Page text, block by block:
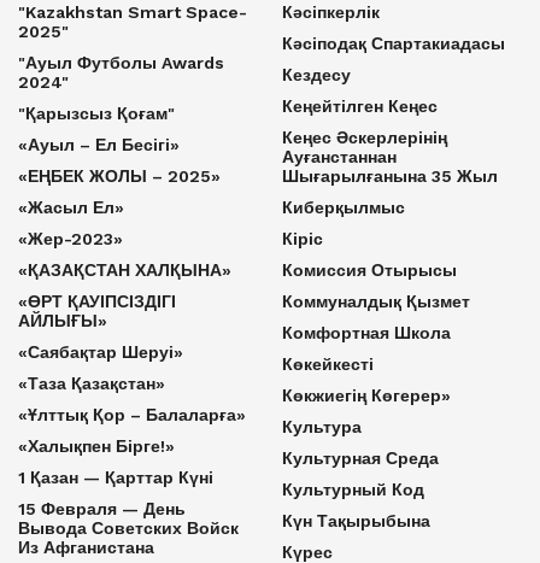
"Kazakhstan Smart Space-
2025"
"Ауыл Футболы Awards
2024"
"Қарызсыз Қоғам"
«Ауыл – Ел Бесігі»
«ЕҢБЕК ЖОЛЫ – 2025»
«Жасыл Ел»
«Жер-2023»
«ҚАЗАҚСТАН ХАЛҚЫНА»
«ӨРТ ҚАУІПСІЗДІГІ
АЙЛЫҒЫ»
«Саябақтар Шеруі»
«Таза Қазақстан»
«Ұлттық Қор – Балаларға»
«Халықпен Бірге!»
1 Қазан — Қарттар Күні
15 Февраля — День
Вывода Советских Войск
Из Афганистана
Кәсіпкерлік
Кәсіподақ Спартакиадасы
Кездесу
Кеңейтілген Кеңес
Кеңес Әскерлерінің
Ауғанстаннан
Шығарылғанына 35 Жыл
Киберқылмыс
Кіріс
Комиссия Отырысы
Коммуналдық Қызмет
Комфортная Школа
Көкейкесті
Көкжиегің Көгерер»
Культура
Культурная Среда
Культурный Код
Күн Тақырыбына
Күрес